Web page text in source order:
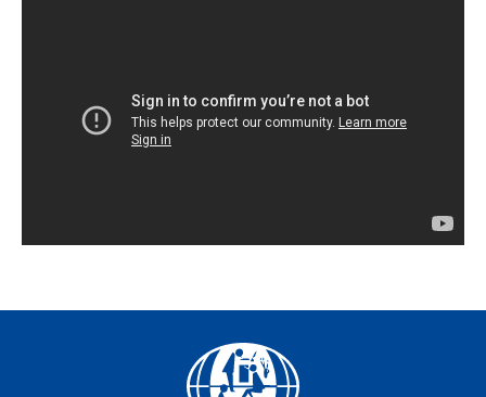
Facebook
YouTube
Instagram